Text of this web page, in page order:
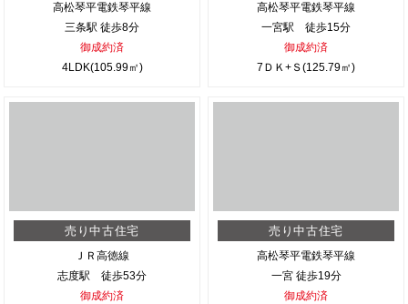
高松琴平電鉄琴平線
三条駅 徒歩8分
御成約済
4LDK(105.99㎡)
高松琴平電鉄琴平線
一宮駅 徒歩15分
御成約済
7ＤＫ+Ｓ(125.79㎡)
売り中古住宅
ＪＲ高徳線
志度駅 徒歩53分
御成約済
売り中古住宅
高松琴平電鉄琴平線
一宮 徒歩19分
御成約済